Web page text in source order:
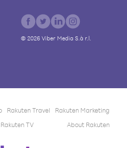
© 2026Viber Media S.à r.l.
Rakuten Travel
Rakuten Marketing
Rakuten TV About Rakuten